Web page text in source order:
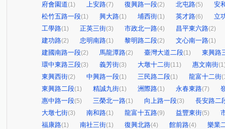
府會園道(1) 上安路(7) 復興路一段(2) 北屯路(5)
安
松竹五路一段(1) 興大路(1) 埔西街(1) 英才路(6)
立
工學路(1) 正英三街(3) 市政北一路(4) 昌平東六路(2)
建功路(2) 忠明南路(1) 黎明路二段(2) 文心南一路(1)
建國南路一段(2) 馬龍潭路(2) 臺灣大道二段(1)
東興路
環中東路三段(3) 義芳街(3) 大墩十二街(11) 惠文南街
東興西街(2) 中興路一段(1) 三民路二段(1) 龍富十二街
東興路二段(1) 精誠九街(1) 洲際路(1) 永春東路(7)
惠中路一段(5) 三榮北一路(1) 向上路一段(3)
長安路二
大墩七街(3) 南和路(1) 龍富十五路(9) 益豐東街(5)
福康路(1) 南社三街(1) 復興北路(4) 館前路(4)
樂業